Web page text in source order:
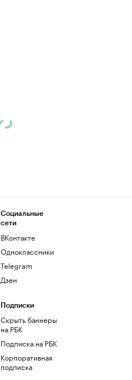
Социальные
сети
ВКонтакте
Одноклассники
Telegram
Дзен
Подписки
Скрыть баннеры
на РБК
Подписка на РБК
Корпоративная
подписка